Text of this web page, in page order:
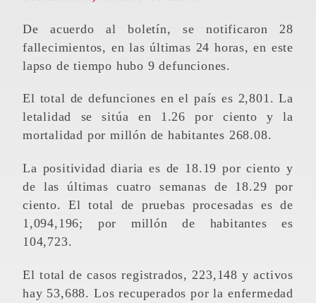
De acuerdo al boletín, se notificaron 28
fallecimientos, en las últimas 24 horas, en este
lapso de tiempo hubo 9 defunciones.
El total de defunciones en el país es 2,801. La
letalidad se sitúa en 1.26 por ciento y la
mortalidad por millón de habitantes 268.08.
La positividad diaria es de 18.19 por ciento y
de las últimas cuatro semanas de 18.29 por
ciento. El total de pruebas procesadas es de
1,094,196; por millón de habitantes es
104,723.
El total de casos registrados, 223,148 y activos
hay 53,688. Los recuperados por la enfermedad